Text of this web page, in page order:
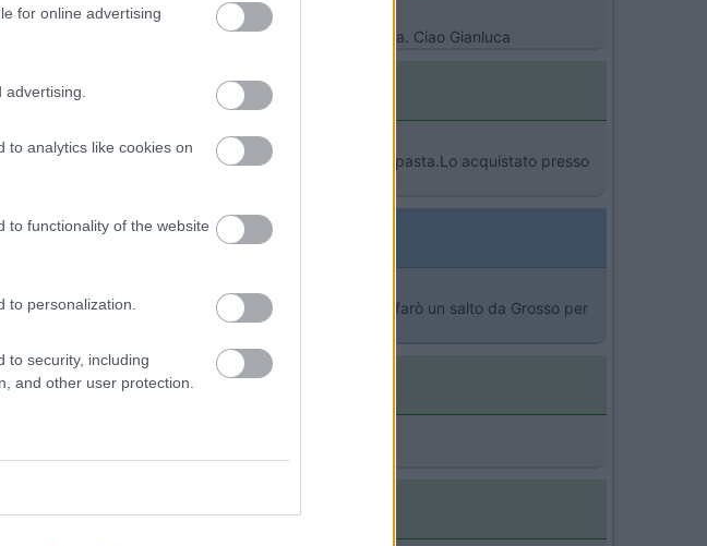
for online advertising
to analytics like cookies on
to functionality of the website
to personalization.
to security, including
and other user protection.
(molto simile)a circa la metà...sempre in Germania. Ciao Gianluca
pesce pollo e lo adopero anche come fornello per la pasta.Lo acquistato presso
comunque la pena! p.s. per luvi52: credo che oggi farò un salto da Grosso per
in un negozio di giocattoli[:D][:D][:D]) Buoni km...